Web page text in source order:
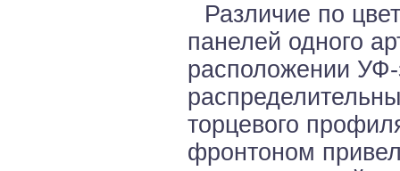
Различие по
панелей одного
расположении
торцевого
фронтоном